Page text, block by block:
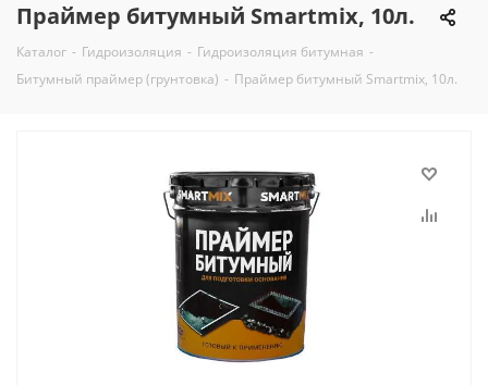
Праймер битумный Smartmix, 10л.
Каталог - Гидроизоляция - Гидроизоляция битумная -
Битумный праймер (грунтовка) - Праймер битумный Smartmix, 10л.